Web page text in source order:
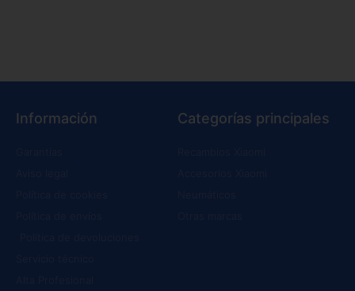
Información Categorías principales